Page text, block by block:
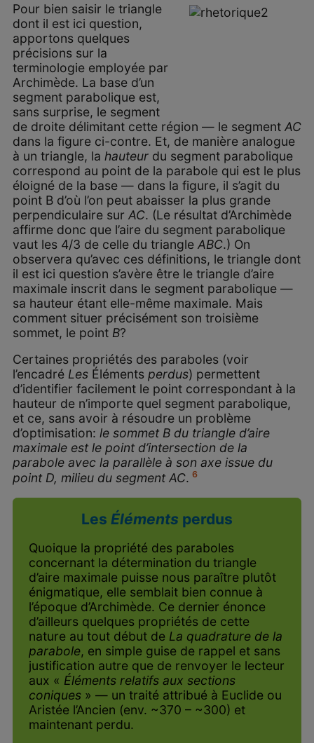
Pour bien saisir le triangle
dont il est ici question,
apportons quelques
précisions sur la
terminologie employée par
Archimède. La base d’un
segment parabolique est,
sans surprise, le segment
de droite délimitant cette région — le segment AC
dans la figure ci-contre. Et, de manière analogue
à un triangle, la hauteurdu segment parabolique
correspond au point de la parabole qui est le plus
éloigné de la base — dans la figure, il s’agit du
point B d’où l’on peut abaisser la plus grande
perpendiculaire sur AC. (Le résultat d’Archimède
affirme donc que l’aire du segment parabolique
vaut les 4/3 de celle du triangle ABC.) On
observera qu’avec ces définitions, le triangle dont
il est ici question s’avère être le triangle d’aire
maximale inscrit dans le segment parabolique —
sa hauteur étant elle-même maximale. Mais
comment situer précisément son troisième
sommet, le point B?
Certaines propriétés des paraboles (voir
l’encadré Les Élémentsperdus) permettent
d’identifier facilement le point correspondant à la
hauteur de n’importe quel segment parabolique,
et ce, sans avoir à résoudre un problème
d’optimisation: le sommet B du triangle d’aire
maximale est le point d’intersection de la
parabole avec la parallèle à son axe issue du
point D, milieu du segment AC. 6
Les Éléments perdus
Quoique la propriété des paraboles
concernant la détermination du triangle
d’aire maximale puisse nous paraître plutôt
énigmatique, elle semblait bien connue à
l’époque d’Archimède. Ce dernier énonce
d’ailleurs quelques propriétés de cette
nature au tout début de La quadrature de la
parabole, en simple guise de rappel et sans
justification autre que de renvoyer le lecteur
aux « Éléments relatifs aux sections
coniques» — un traité attribué à Euclide ou
Aristée l’Ancien (env. ~370 – ~300) et
maintenant perdu.